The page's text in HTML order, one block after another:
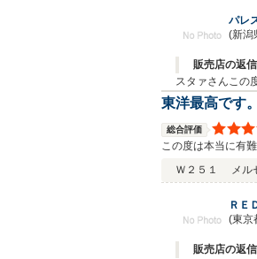
パレ
(新潟
販売店の返信
スタァさんこの度はピカピカ
ちでいっぱいです。 重ねて御礼申し上げます。 納車の際には
東洋最高です
総合評価
この度は本当に有
くなりました。過
も、メルセデスの
たら、ワンオフマ
Ｗ２５１ メ
ＲＥ
(東京
販売店の返信